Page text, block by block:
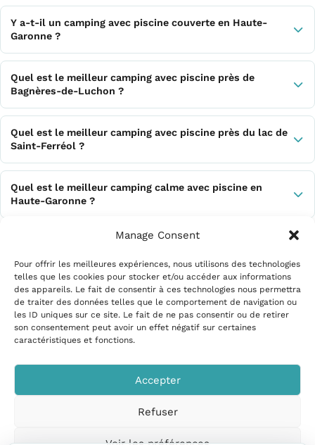
Manage Consent
Pour offrir les meilleures expériences, nous utilisons des technologies
telles que les cookies pour stocker et/ou accéder aux informations
des appareils. Le fait de consentir à ces technologies nous permettra
de traiter des données telles que le comportement de navigation ou
les ID uniques sur ce site. Le fait de ne pas consentir ou de retirer
son consentement peut avoir un effet négatif sur certaines
caractéristiques et fonctions.
Accepter
Refuser
Y a-t-il un camping avec piscine couverte en Haute-
Garonne ?
Quel est le meilleur camping avec piscine près de
Bagnères-de-Luchon ?
Quel est le meilleur camping avec piscine près du lac de
Saint-Ferréol ?
Quel est le meilleur camping calme avec piscine en
Haute-Garonne ?
Quel est le meilleur camping avec piscine pour enfants
Mentions légales|Politique
de confidentialité
suggestions|Politique de
cookies